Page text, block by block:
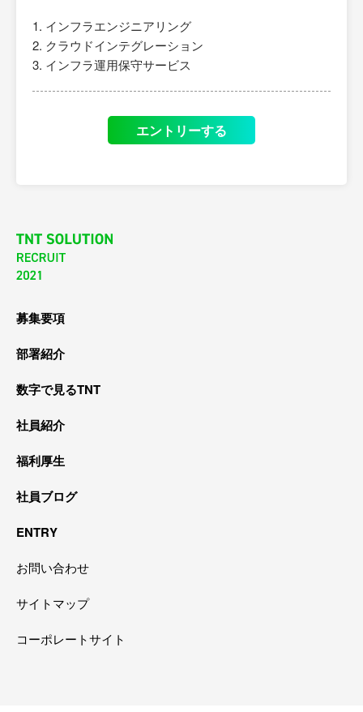
インフラエンジニアリング
クラウドインテグレーション
インフラ運用保守サービス
エントリーする
お問い合わせ
サイトマップ
コーポレートサイト
募集要項
部署紹介
数字で見るTNT
社員紹介
福利厚生
社員ブログ
ENTRY